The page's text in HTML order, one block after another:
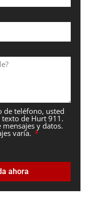
de teléfono, usted
texto de Hurt 911.
y datos.
varía.
ahora